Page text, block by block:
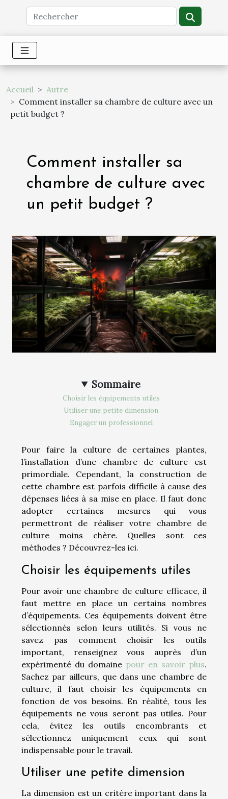
Accueil
Autre
Comment installer sa chambre de culture avec un
petit budget ?
Comment installer sa
chambre de culture avec
un petit budget ?
Sommaire
Choisir les équipements utiles
Utiliser une petite dimension
Engager un professionnel
Pour faire la culture de certaines plantes,
l’installation d’une chambre de culture est
primordiale. Cependant, la construction de
cette chambre est parfois difficile à cause des
dépenses liées à sa mise en place. Il faut donc
adopter certaines mesures qui vous
permettront de réaliser votre chambre de
culture moins chère. Quelles sont ces
méthodes ? Découvrez-les ici.
Choisir les équipements utiles
Pour avoir une chambre de culture efficace, il
faut mettre en place un certains nombres
d’équipements. Ces équipements doivent être
sélectionnés selon leurs utilités. Si vous ne
savez pas comment choisir les outils
important, renseignez vous auprès d’un
expérimenté du domaine pour en savoir plus.
Sachez par ailleurs, que dans une chambre de
culture, il faut choisir les équipements en
fonction de vos besoins. En réalité, tous les
équipements ne vous seront pas utiles. Pour
cela, évitez les outils encombrants et
sélectionnez uniquement ceux qui sont
indispensable pour le travail.
Utiliser une petite dimension
La dimension est un critère important dans la